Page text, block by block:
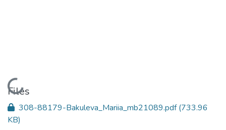
Loading...
Files
308-88179-Bakuleva_Mariia_mb21089.pdf(733.96
KB)